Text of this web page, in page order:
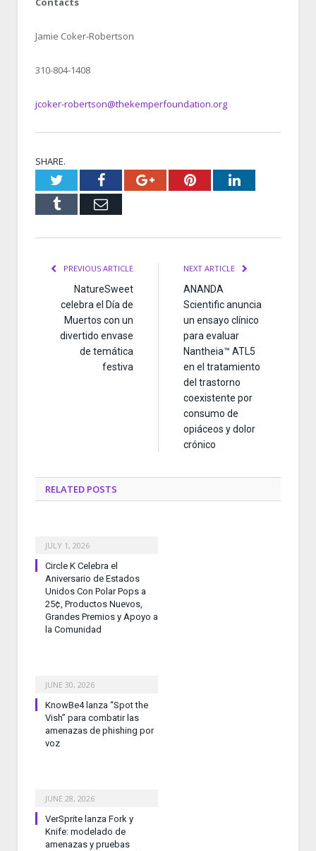
Jamie Coker-Robertson
310-804-1408
jcoker-robertson@thekemperfoundation.org
SHARE.
TwitterFacebookGoogle+PinterestLinkedIn
Tumblr Email
PREVIOUS ARTICLE
NatureSweet
celebra el Día de
Muertos con un
divertido envase
de temática
festiva
NEXT ARTICLE
ANANDA
Scientific anuncia
un ensayo clínico
para evaluar
Nantheia™ ATL5
en el tratamiento
del trastorno
coexistente por
consumo de
opiáceos y dolor
crónico
RELATED POSTS
JULY 1, 2026
Circle K Celebra el
Aniversario de Estados
Unidos Con Polar Pops a
25¢, Productos Nuevos,
Grandes Premios y Apoyo a
la Comunidad
JUNE 30, 2026
KnowBe4 lanza “Spot the
Vish” para combatir las
amenazas de phishing por
voz
JUNE 28, 2026
VerSprite lanza Fork y
Knife: modelado de
amenazas y pruebas